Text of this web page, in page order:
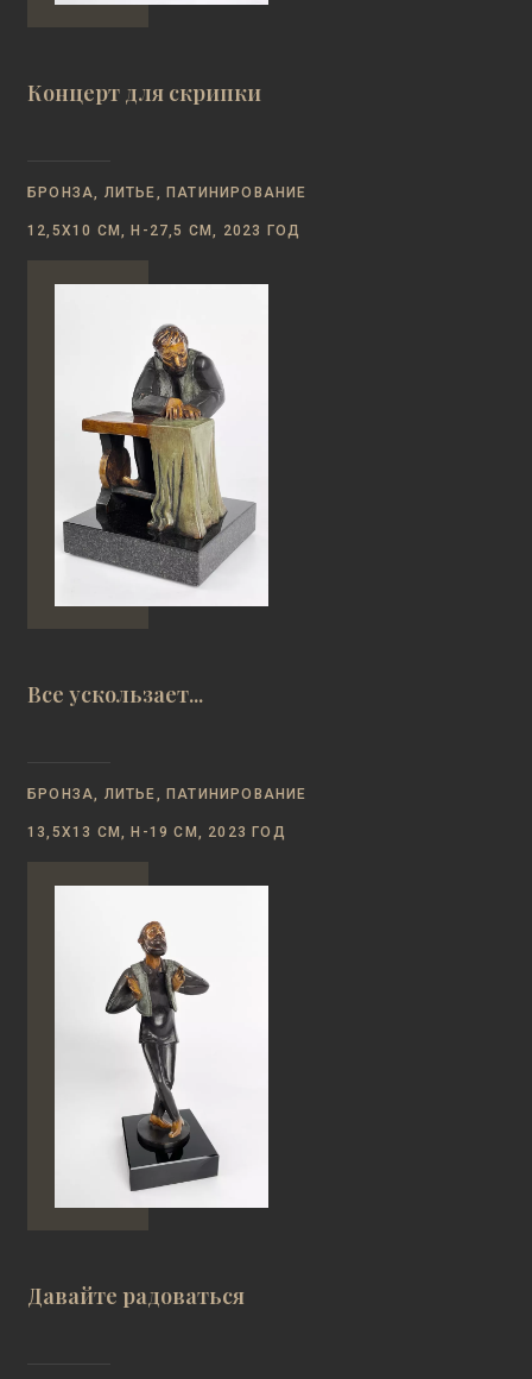
Концерт для скрипки
БРОНЗА, ЛИТЬЕ, ПАТИНИРОВАНИЕ
12,5Х10 СМ, Н-27,5 СМ, 2023 ГОД
Все ускользает...
БРОНЗА, ЛИТЬЕ, ПАТИНИРОВАНИЕ
13,5Х13 СМ, Н-19 СМ, 2023 ГОД
Давайте радоваться